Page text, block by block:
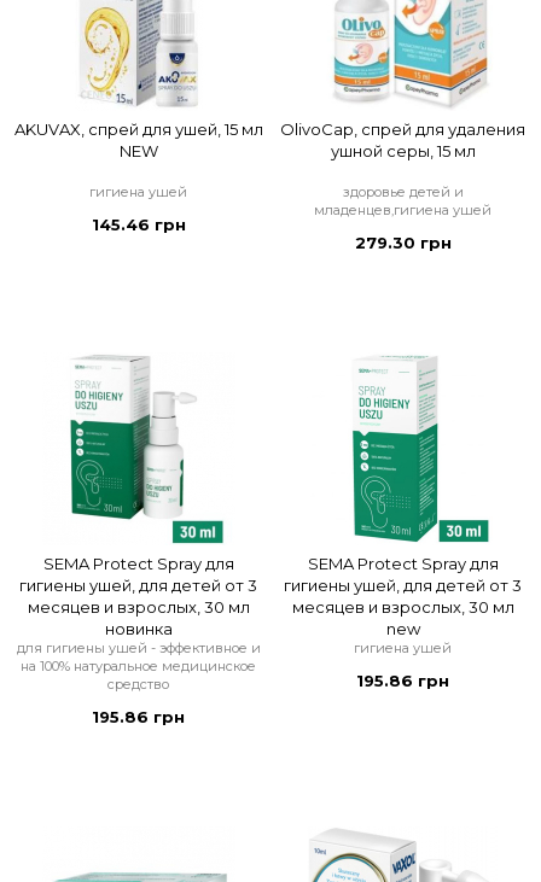
AKUVAX, спрей для ушей, 15 мл
NEW
гигиена ушей
145.46 грн
OlivoCap, спрей для удаления
ушной серы, 15 мл
здоровье детей и
младенцев,гигиена ушей
279.30 грн
SEMA Protect Spray для
гигиены ушей, для детей от 3
месяцев и взрослых, 30 мл
новинка
для гигиены ушей - эффективное и
на 100% натуральное медицинское
средство
195.86 грн
SEMA Protect Spray для
гигиены ушей, для детей от 3
месяцев и взрослых, 30 мл
new
гигиена ушей
195.86 грн